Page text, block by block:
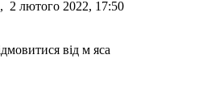
, 2 лютого 2022, 17:50